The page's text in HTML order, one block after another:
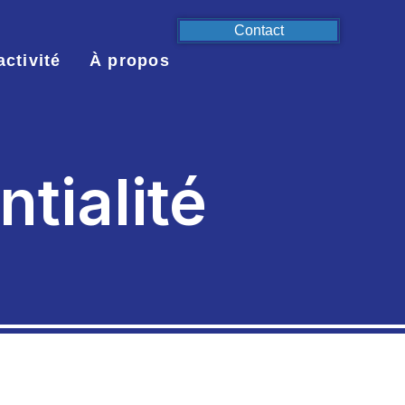
À propos
Contact